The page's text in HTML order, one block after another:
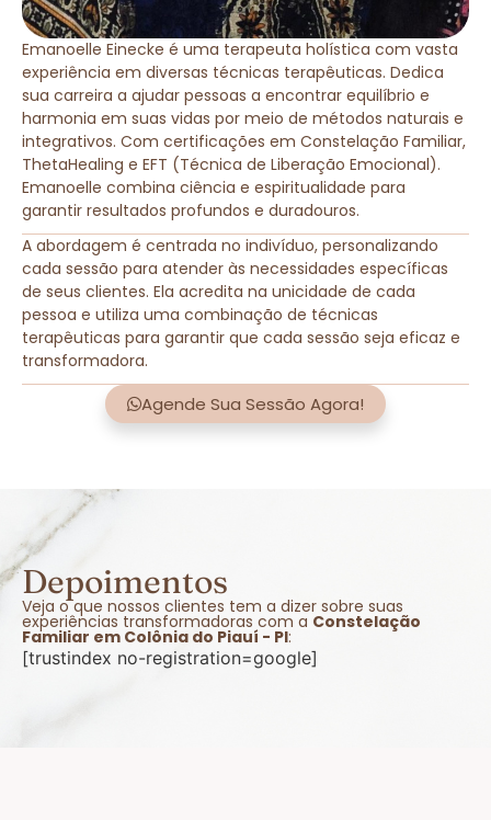
Emanoelle Einecke é uma terapeuta holística com vasta
experiência em diversas técnicas terapêuticas. Dedica
sua carreira a ajudar pessoas a encontrar equilíbrio e
harmonia em suas vidas por meio de métodos naturais e
integrativos. Com certificações em Constelação Familiar,
ThetaHealing e EFT (Técnica de Liberação Emocional).
Emanoelle combina ciência e espiritualidade para
garantir resultados profundos e duradouros.
A abordagem é centrada no indivíduo, personalizando
cada sessão para atender às necessidades específicas
de seus clientes. Ela acredita na unicidade de cada
pessoa e utiliza uma combinação de técnicas
terapêuticas para garantir que cada sessão seja eficaz e
transformadora.
Agende Sua Sessão Agora!
Depoimentos
Veja o que nossos clientes tem a dizer sobre suas
experiências transformadoras com a Constelação
Familiar em Colônia do Piauí - PI:
[trustindex no-registration=google]